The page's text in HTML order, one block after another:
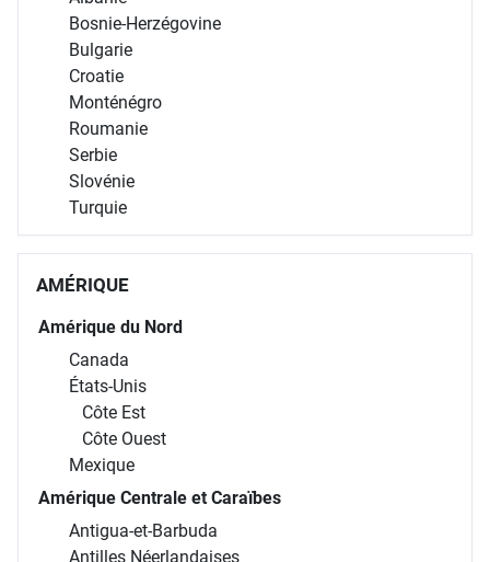
Bosnie-Herzégovine
Bulgarie
Croatie
Monténégro
Roumanie
Serbie
Slovénie
Turquie
AMÉRIQUE
Amérique du Nord
Canada
États-Unis
Côte Est
Côte Ouest
Mexique
Amérique Centrale et Caraïbes
Antigua-et-Barbuda
Antilles Néerlandaises